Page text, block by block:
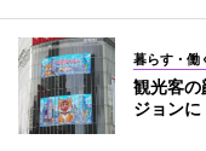
暮らす・働
観光客の
ジョン